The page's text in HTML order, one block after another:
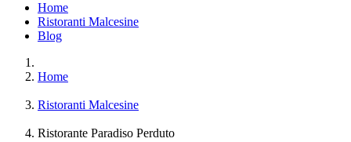
Home
Ristoranti Malcesine
Blog
Home
Ristoranti Malcesine
Ristorante Paradiso Perduto